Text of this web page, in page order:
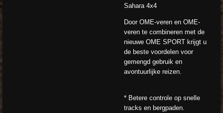
Sahara 4x4
Door OME-veren en OME-
veren te combineren met de
nieuwe OME SPORT krijgt u
de beste voordelen voor
gemengd gebruik en
avontuurlijke reizen.
* Betere controle op snelle
tracks en bergpaden.